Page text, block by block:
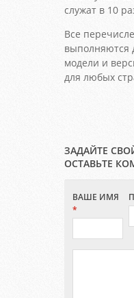
служат в 10
Все
выполняются
модели и
для любых
ЗАДАЙТЕ
ОСТАВЬТЕ
ВАШЕ ИМЯ
*